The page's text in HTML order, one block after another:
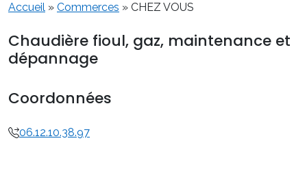
Accueil » Commerces » CHEZ VOUS
Chaudière fioul, gaz, maintenance et
dépannage
Coordonnées
06.12.10.38.97